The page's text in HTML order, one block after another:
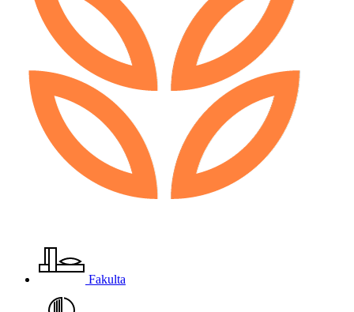
Fakulta